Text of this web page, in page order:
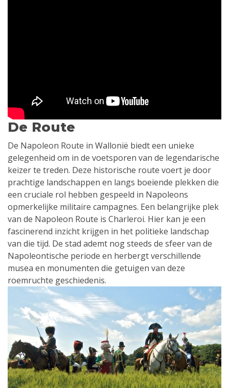
De Route
De Napoleon Route in Wallonië biedt een unieke
gelegenheid om in de voetsporen van de legendarische
keizer te treden. Deze historische route voert je door
prachtige landschappen en langs boeiende plekken die
een cruciale rol hebben gespeeld in Napoleons
opmerkelijke militaire campagnes. Een belangrijke plek
van de Napoleon Route is Charleroi. Hier kan je een
fascinerend inzicht krijgen in het politieke landschap
van die tijd. De stad ademt nog steeds de sfeer van de
Napoleontische periode en herbergt verschillende
musea en monumenten die getuigen van deze
roemruchte geschiedenis.